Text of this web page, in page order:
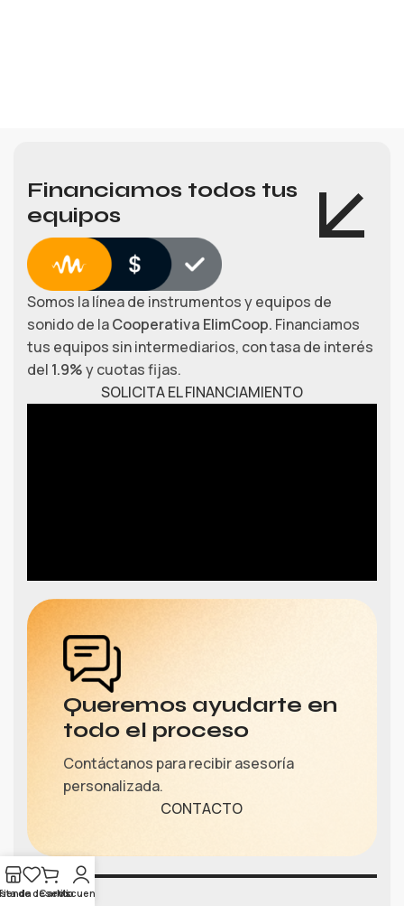
Financiamos todos tus
equipos
Somos la línea de instrumentos y equipos de
sonido de laCooperativa ElimCoop. Financiamos
tus equipos sin intermediarios, con tasa de interés
del 1.9%y cuotas fijas.
SOLICITA EL FINANCIAMIENTO
Queremos ayudarte en
todo el proceso
Contáctanos para recibir asesoría
personalizada.
CONTACTO
de deseos
CarritoMi cuenta